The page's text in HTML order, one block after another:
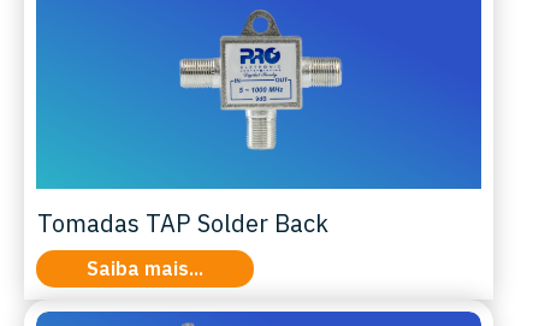
Tomadas TAP Solder Back
Saiba mais...